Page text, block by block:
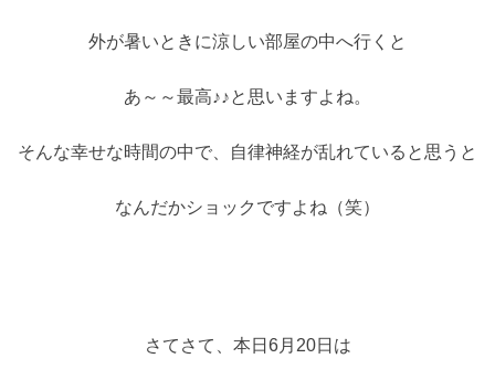
外が暑いときに涼しい部屋の中へ行くと
あ～～最高♪♪と思いますよね。
そんな幸せな時間の中で、自律神経が乱れていると思うと
なんだかショックですよね（笑）
さてさて、本日6月20日は